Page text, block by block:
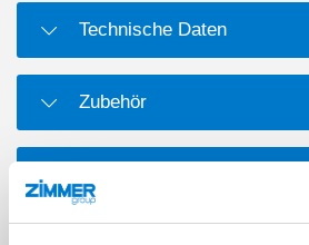
Technische Daten
Zubehör